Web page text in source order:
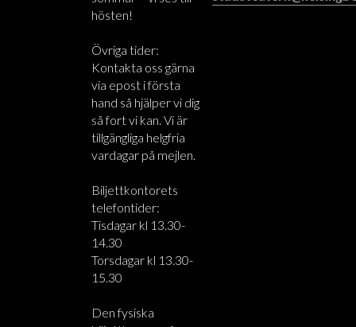
hösten!
Övriga tider:
Kontakta oss gärna
via epost i första
hand så hjälper vi dig
så fort vi kan. Vi är
tillgängliga helgfria
vardagar på mejlen.
Biljettkontorets
telefontider:
Tisdagar kl 13.30-
14.30
Torsdagar kl 13.30-
15.30
Den fysiska